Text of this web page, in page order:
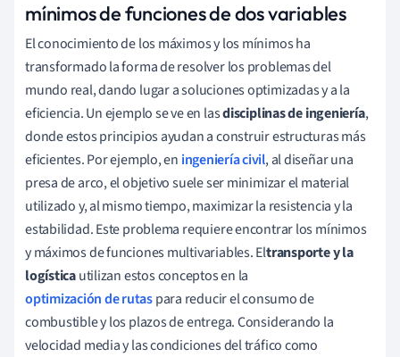
mínimos de funciones de dos variables
El conocimiento de los máximos y los mínimos ha
transformado la forma de resolver los problemas del
mundo real, dando lugar a soluciones optimizadas y a la
eficiencia. Un ejemplo se ve en lasdisciplinas de ingeniería,
donde estos principios ayudan a construir estructuras más
eficientes. Por ejemplo, en ingeniería civil, al diseñar una
presa de arco, el objetivo suele ser minimizar el material
utilizado y, al mismo tiempo, maximizar la resistencia y la
estabilidad. Este problema requiere encontrar los mínimos
y máximos de funciones multivariables. Eltransporte y la
logísticautilizan estos conceptos en la
optimización de rutaspara reducir el consumo de
combustible y los plazos de entrega. Considerando la
velocidad media y las condiciones del tráfico como